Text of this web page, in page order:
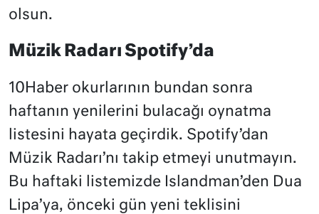
olsun.
Müzik Radarı Spotify’da
10Haber okurlarının bundan sonra
haftanın yenilerini bulacağı oynatma
listesini hayata geçirdik. Spotify’dan
Müzik Radarı’nı takip etmeyi unutmayın.
Bu haftaki listemizde Islandman’den Dua
Lipa’ya, önceki gün yeni teklisini